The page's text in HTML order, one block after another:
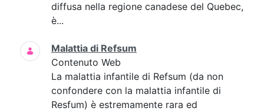
diffusa nella regione canadese del Quebec,
è...
Malattia di Refsum
Contenuto Web
La malattia infantile di Refsum (da non
confondere con la malattia infantile di
Resfum) è estremamente rara ed